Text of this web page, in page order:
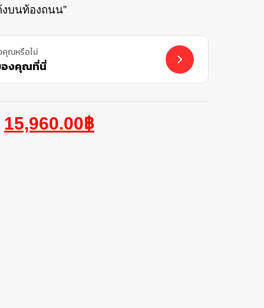
บนท้องถนน”
คุณหรือไม่
องคุณที่นี่
15,960.00฿